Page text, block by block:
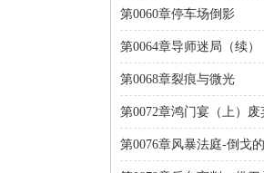
第0060章停车场倒影
第0064章导师迷局（续）
第0068章裂痕与微光
第0072章鸿门宴（上）废
第0076章风暴法庭-倒戈